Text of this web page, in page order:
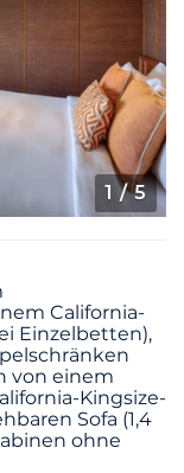
1 / 5
California-
Einzelbetten),
von einem
Kingsize-
Sofa (1,4
ohne